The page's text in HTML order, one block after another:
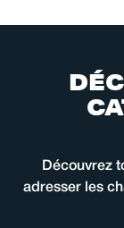
DÉC
CA
Découvrez
adresser les